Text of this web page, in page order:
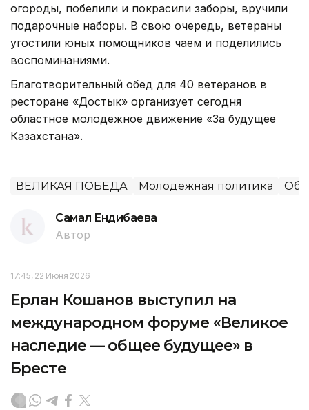
огороды, побелили и покрасили заборы, вручили
подарочные наборы. В свою очередь, ветераны
угостили юных помощников чаем и поделились
воспоминаниями.
Благотворительный обед для 40 ветеранов в
ресторане «Достык» организует сегодня
областное молодежное движение «За будущее
Казахстана».
ВЕЛИКАЯ ПОБЕДА Молодежная политика
Самал Ендибаева
Автор
17:45, 22 Июня 2026
Ерлан Кошанов выступил на
международном форуме «Великое
наследие — общее будущее» в
Бресте